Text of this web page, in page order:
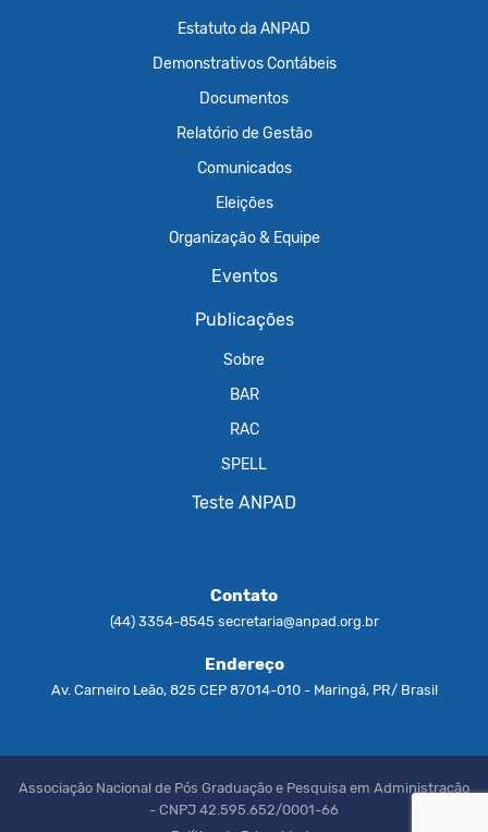
Estatuto da ANPAD
Demonstrativos Contábeis
Documentos
Relatório de Gestão
Comunicados
Eleições
Organização & Equipe
Eventos
Publicações
Sobre
BAR
RAC
SPELL
Teste ANPAD
Contato
(44) 3354-8545 secretaria@anpad.org.br
Endereço
Av. Carneiro Leão, 825 CEP 87014-010 - Maringá, PR/ Brasil
Associação Nacional de Pós Graduação e Pesquisa em Administração
- CNPJ 42.595.652/0001-66